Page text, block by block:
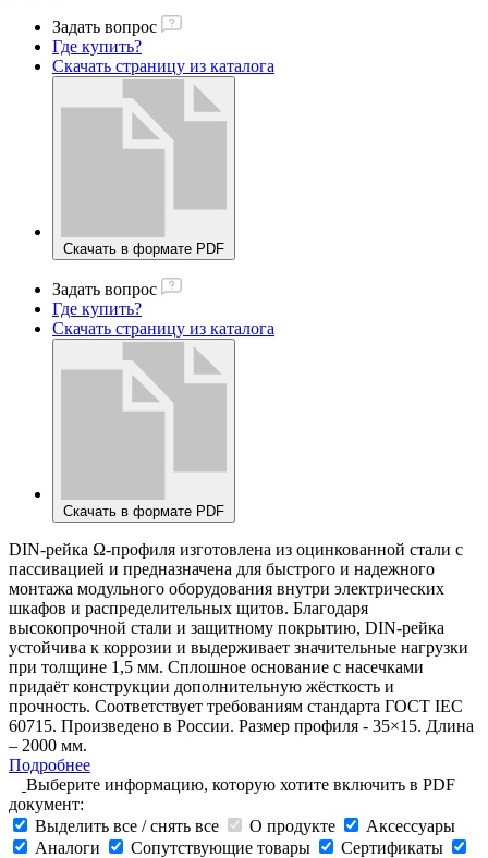
Задать вопрос
Где купить?
Скачать страницу из каталога
Скачать в формате PDF
Задать вопрос
Где купить?
Скачать страницу из каталога
Скачать в формате PDF
DIN-рейка Ω-профиля изготовлена из оцинкованной стали с
пассивацией и предназначена для быстрого и надежного
монтажа модульного оборудования внутри электрических
шкафов и распределительных щитов. Благодаря
высокопрочной стали и защитному покрытию, DIN-рейка
устойчива к коррозии и выдерживает значительные нагрузки
при толщине 1,5 мм. Сплошное основание с насечками
придаёт конструкции дополнительную жёсткость и
прочность. Соответствует требованиям стандарта ГОСТ IEC
60715. Произведено в России. Размер профиля - 35×15. Длина
– 2000 мм.
Подробнее
Выберите информацию, которую хотите включить в PDF
документ:
Выделить все / снять все
О продукте
Аксессуары
Аналоги
Сопутствующие товары
Сертификаты